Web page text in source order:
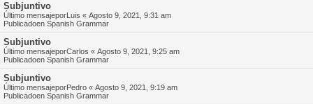
Subjuntivo
Último mensajeporLuis « Agosto 9, 2021, 9:31 am
Publicadoen Spanish Grammar
Subjuntivo
Último mensajeporCarlos « Agosto 9, 2021, 9:25 am
Publicadoen Spanish Grammar
Subjuntivo
Último mensajeporPedro « Agosto 9, 2021, 9:19 am
Publicadoen Spanish Grammar